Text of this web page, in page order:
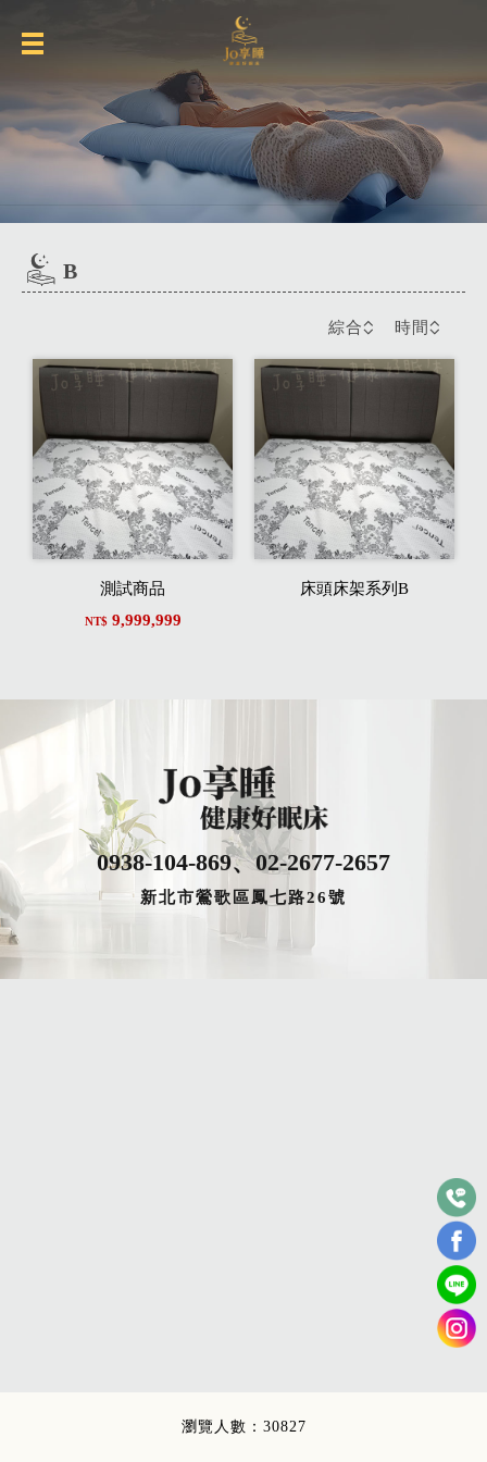
B
綜合 時間
測試商品
NT$9,999,999
床頭床架系列B
0938-104-869、02-2677-2657
新北市鶯歌區鳳七路26號
瀏覽人數：30827